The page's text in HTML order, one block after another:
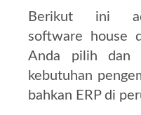
Berikut ini
software house
Anda pilih dan
kebutuhan
bahkan ERP di